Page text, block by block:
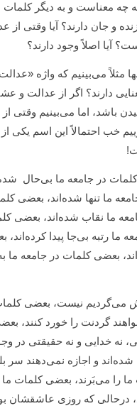
چه معناست و به دیگر
و جان دارند؟ آیا وقتی
آیا اصلاً وجود دارند؟
مثلاً می‌بینیم که واژه
دارند؟ اگر از عدالت
باشد، اما می‌بینیم وقتی
خب احتمالاً این اسم یکی
در جامعه ما بی‌حال
ما تنها شده‌اند، بعضی
ما نقاب شده‌اند، بعضی
رتبه بی‌جا پیدا کرده‌اند،
بعضی کلمات در جامعه ما
می‌گردیم نیست، بعضی
گردنت را خورد
نه خدایی و نه حقیقتی
و اجازه نمی‌دهند سر
را می‌بَرند، بعضی کلمات
که روزی عاشقشان